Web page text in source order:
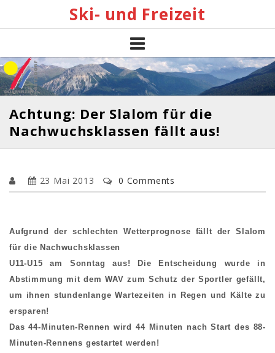
Ski- und Freizeit
Achtung: Der Slalom für die
Nachwuchsklassen fällt aus!
23 Mai 2013 0 Comments
Aufgrund der schlechten Wetterprognose fällt der Slalom
für die Nachwuchsklassen
U11-U15 am Sonntag aus! Die Entscheidung wurde in
Abstimmung mit dem WAV zum Schutz der Sportler gefällt,
um ihnen stundenlange Wartezeiten in Regen und Kälte zu
ersparen!
Das 44-Minuten-Rennen wird 44 Minuten nach Start des 88-
Minuten-Rennens gestartet werden!